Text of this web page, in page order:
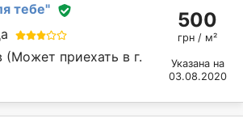
тебе"
(Может приехать в г.
500
грн / м²
Указана на
03.08.2020